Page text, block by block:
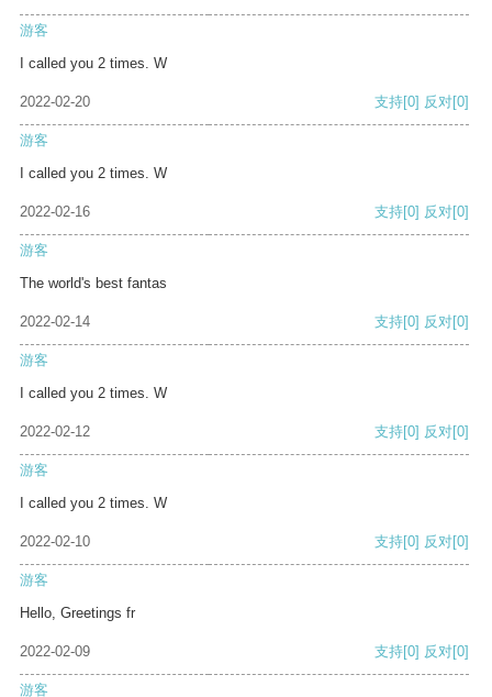
游客
I called you 2 times. W
2022-02-20 支持[0] 反对[0]
游客
I called you 2 times. W
2022-02-16 支持[0] 反对[0]
游客
The world's best fantas
2022-02-14 支持[0] 反对[0]
游客
I called you 2 times. W
2022-02-12 支持[0] 反对[0]
游客
I called you 2 times. W
2022-02-10 支持[0] 反对[0]
游客
Hello, Greetings fr
2022-02-09 支持[0] 反对[0]
游客